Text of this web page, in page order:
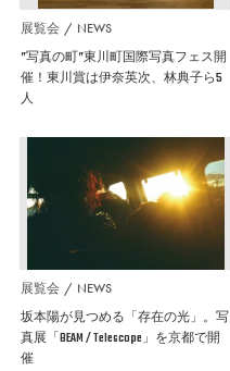
展覧会 NEWS
”写真の町”東川町国際写真フェス開
催！東川賞は伊奈英次、林典子ら5
人
展覧会 NEWS
坂本陽が見つめる「存在の光」。写
真展「BEAM / Telescope」を京都で開
催